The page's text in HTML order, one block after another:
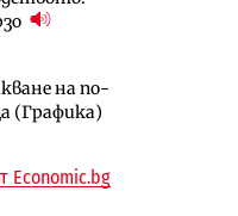
на по-
(Графика)
Google
огромен
блока
Economic.bg